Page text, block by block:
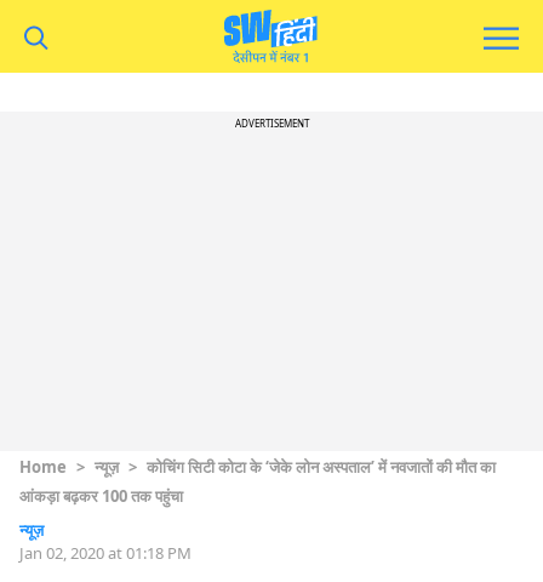
ADVERTISEMENT
Home > न्यूज़ > कोचिंग सिटी कोटा के ‘जेके लोन अस्पताल’ में नवजातों की मौत का
आंकड़ा बढ़कर 100 तक पहुंचा
न्यूज़
Jan 02, 2020 at 01:18 PM